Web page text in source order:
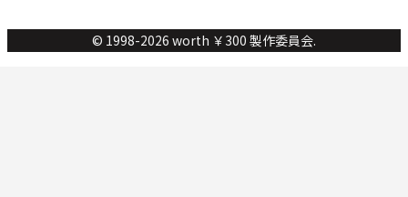
© 1998-2026 worth ￥300 製作委員会.